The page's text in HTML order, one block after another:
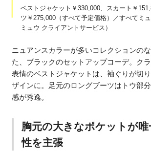
ベストジャケット￥330,000、スカート￥
ツ￥275,000（すべて予定価格）／すべてミ
ミュウ クライアントサービス）
ニュアンスカラーが多いコレクションの
た、ブラックのセットアップコーデ。ク
表情のベストジャケットは、袖ぐりが切
ザインに。足元のロングブーツはトウ部
感が秀逸。
胸元の大きなポケットが唯
性を主張